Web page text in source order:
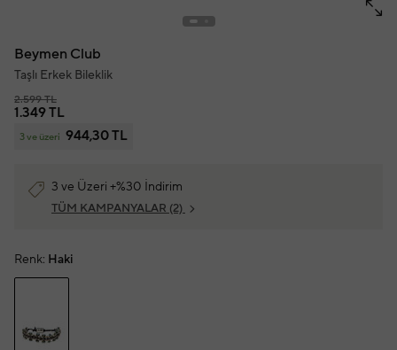
Beymen Club
Taşlı Erkek Bileklik
2.599 TL
1.349 TL
3 ve üzeri 944,30 TL
3 ve Üzeri +%30 İndirim
TÜM KAMPANYALAR (2)
Renk: Haki